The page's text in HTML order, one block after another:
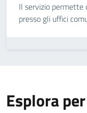
Il servizio
presso gli uffici
Esplora